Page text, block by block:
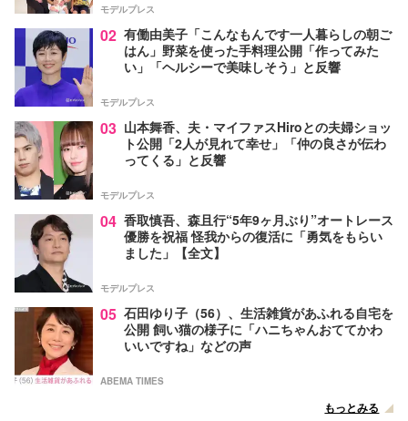
モデルプレス
02 有働由美子「こんなもんです一人暮らしの朝ご
はん」野菜を使った手料理公開「作ってみた
い」「ヘルシーで美味しそう」と反響
モデルプレス
03 山本舞香、夫・マイファスHiroとの夫婦ショッ
ト公開「2人が見れて幸せ」「仲の良さが伝わ
ってくる」と反響
モデルプレス
04 香取慎吾、森且行“5年9ヶ月ぶり”オートレース
優勝を祝福 怪我からの復活に「勇気をもらい
ました」【全文】
モデルプレス
05 石田ゆり子（56）、生活雑貨があふれる自宅を
公開 飼い猫の様子に「ハニちゃんおててかわ
いいですね」などの声
ABEMA TIMES
もっとみる